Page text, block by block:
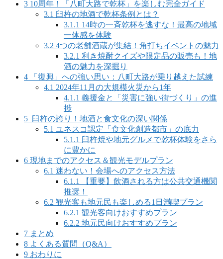
3 10周年！「八町大路で乾杯」を楽しむ完全ガイド
3.1 臼杵の地酒で乾杯条例とは？
3.1.1 14時の一斉乾杯を逃すな！最高の地域
一体感を体験
3.2 4つの老舗酒蔵が集結！角打ちイベントの魅力
3.2.1 利き焼酎クイズや限定品の販売も！地
酒の魅力を深掘り
4 「復興」への強い思い：八町大路が乗り越えた試練
4.1 2024年11月の大規模火災から1年
4.1.1 義援金と「災害に強い街づくり」の進
捗
5 臼杵の誇り！地酒と食文化の深い関係
5.1 ユネスコ認定「食文化創造都市」の底力
5.1.1 臼杵焼や地元グルメで乾杯体験をさら
に豊かに
6 現地までのアクセス＆観光モデルプラン
6.1 迷わない！会場へのアクセス方法
6.1.1
【重要】飲酒される方は公共交通機関
推奨！
6.2 観光客も地元民も楽しめる1日満喫プラン
6.2.1 観光客向けおすすめプラン
6.2.2 地元民向けおすすめプラン
7 まとめ
8 よくある質問（Q&A）
9 おわりに